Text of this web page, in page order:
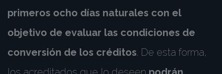
primeros ocho días naturales con el
objetivo de evaluar las condiciones de
conversión de los créditos. De esta forma,